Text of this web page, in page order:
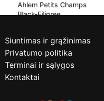
Ahlem Petits Champs
Black-Filigree
Siuntimas ir grąžinimas
Privatumo politika
Terminai ir sąlygos
Kontaktai